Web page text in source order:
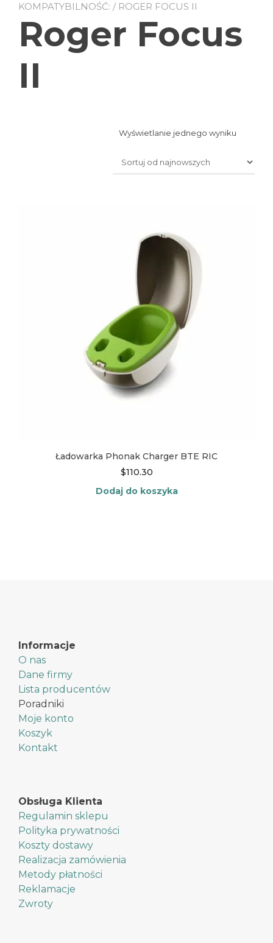
KOMPATYBILNOŚĆ: / ROGER FOCUS II
Roger Focus
II
Wyświetlanie jednego wyniku
Ładowarka Phonak Charger BTE RIC
$110.30
Dodaj do koszyka
Informacje
O nas
Dane firmy
Lista producentów
Poradniki
Moje konto
Koszyk
Kontakt
Obsługa Klienta
Regulamin sklepu
Polityka prywatności
Koszty dostawy
Realizacja zamówienia
Metody płatności
Reklamacje
Zwroty